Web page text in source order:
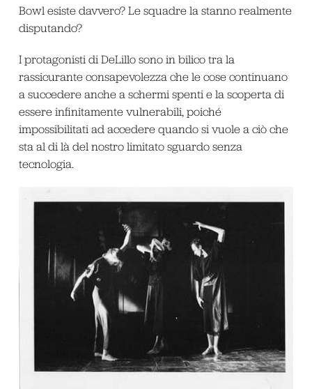
Bowl esiste davvero? Le squadre la stanno realmente
disputando?
I protagonisti di DeLillo sono in bilico tra la
rassicurante consapevolezza che le cose continuano
a succedere anche a schermi spenti e la scoperta di
essere infinitamente vulnerabili, poiché
impossibilitati ad accedere quando si vuole a ciò che
sta al di là del nostro limitato sguardo senza
tecnologia.